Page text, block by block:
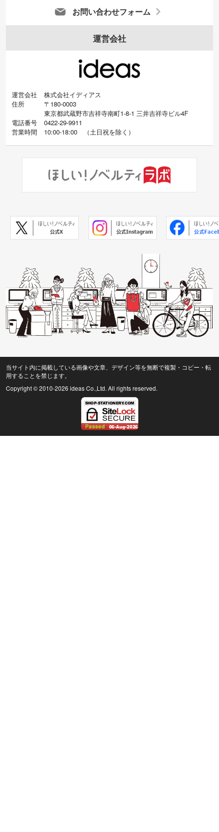
お問い合わせフォーム
運営会社
運営会社
株式会社イディアス
住所
〒180-0003
東京都武蔵野市吉祥寺南町1-8-1 三井吉祥寺ビル4F
電話番号
0422-29-9911
営業時間
10:00-18:00 （土日祝を除く）
当サイト内に掲載している画像や文章、デザイン等を無断で複製・コピー・転
用することを禁じます。
Copyright © 2010-2026 ideas Co.,Ltd. All rights reserved.